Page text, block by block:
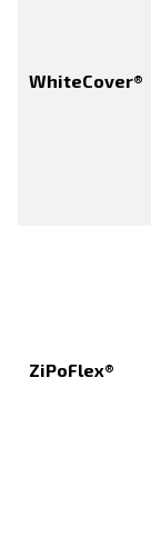
WhiteCover®
ZiPoFlex®